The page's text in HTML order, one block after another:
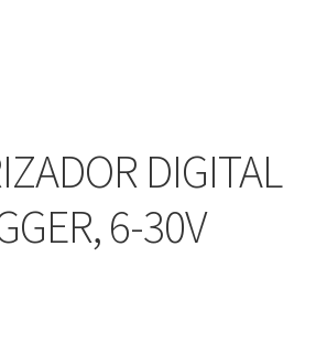
DIGITAL
6-30V